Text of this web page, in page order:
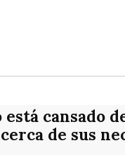
cansado
de sus